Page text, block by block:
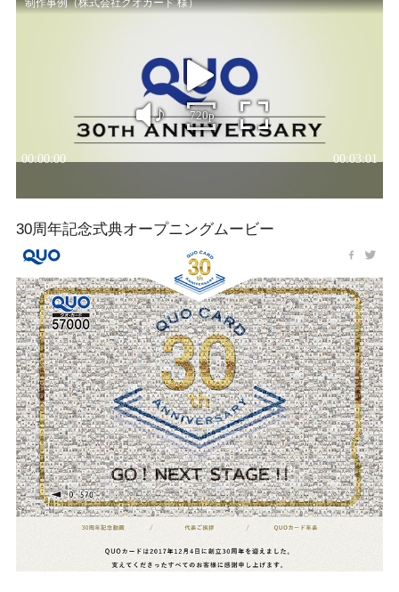
30周年記念式典オープニングムービー